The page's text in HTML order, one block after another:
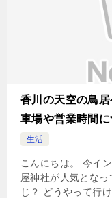
香川の天空の鳥
車場や営業時間に
生活
こんにちは。 今イ
屋神社が人気とな
じ？ どうやって行